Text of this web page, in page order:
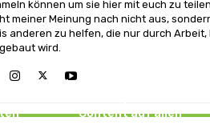
können um sie hier mit euch zu
meiner Meinung nach nicht aus,
anderen zu helfen, die nur durch
wird.
Naturalist Update für Ball x
Content auf allen